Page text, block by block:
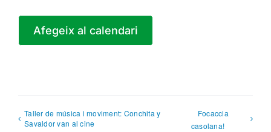
Afegeix al calendari
Taller de música i moviment: Conchita y
Savaldor van al cine
Focaccia
casolana!